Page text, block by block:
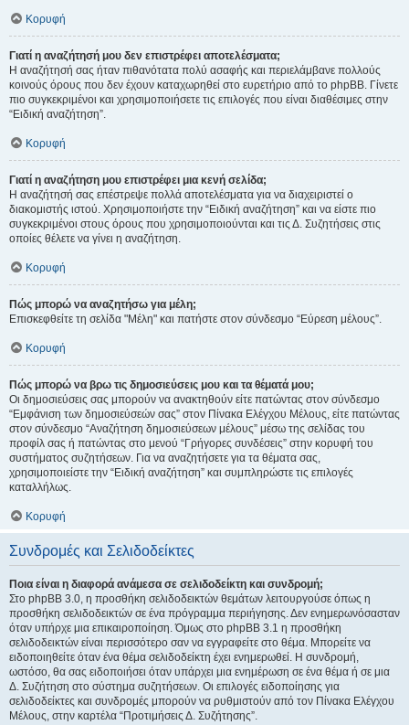
Κορυφή
Γιατί η αναζήτησή μου δεν επιστρέφει αποτελέσματα;
Η αναζήτησή σας ήταν πιθανότατα πολύ ασαφής και περιελάμβανε πολλούς
κοινούς όρους που δεν έχουν καταχωρηθεί στο ευρετήριο από το phpBB. Γίνετε
πιο συγκεκριμένοι και χρησιμοποιήσετε τις επιλογές που είναι διαθέσιμες στην
“Ειδική αναζήτηση”.
Κορυφή
Γιατί η αναζήτηση μου επιστρέφει μια κενή σελίδα;
Η αναζήτησή σας επέστρεψε πολλά αποτελέσματα για να διαχειριστεί ο
διακομιστής ιστού. Χρησιμοποιήστε την “Ειδική αναζήτηση” και να είστε πιο
συγκεκριμένοι στους όρους που χρησιμοποιούνται και τις Δ. Συζητήσεις στις
οποίες θέλετε να γίνει η αναζήτηση.
Κορυφή
Πώς μπορώ να αναζητήσω για μέλη;
Επισκεφθείτε τη σελίδα "Μέλη" και πατήστε στον σύνδεσμο “Εύρεση μέλους”.
Κορυφή
Πώς μπορώ να βρω τις δημοσιεύσεις μου και τα θέματά μου;
Οι δημοσιεύσεις σας μπορούν να ανακτηθούν είτε πατώντας στον σύνδεσμο
“Εμφάνιση των δημοσιεύσεών σας” στον Πίνακα Ελέγχου Μέλους, είτε πατώντας
στον σύνδεσμο “Αναζήτηση δημοσιεύσεων μέλους” μέσω της σελίδας του
προφίλ σας ή πατώντας στο μενού “Γρήγορες συνδέσεις” στην κορυφή του
συστήματος συζητήσεων. Για να αναζητήσετε για τα θέματα σας,
χρησιμοποιείστε την “Ειδική αναζήτηση” και συμπληρώστε τις επιλογές
καταλλήλως.
Κορυφή
Συνδρομές και Σελιδοδείκτες
Ποια είναι η διαφορά ανάμεσα σε σελιδοδείκτη και συνδρομή;
Στο phpBB 3.0, η προσθήκη σελιδοδεικτών θεμάτων λειτουργούσε όπως η
προσθήκη σελιδοδεικτών σε ένα πρόγραμμα περιήγησης. Δεν ενημερωνόσασταν
όταν υπήρχε μια επικαιροποίηση. Όμως στο phpBB 3.1 η προσθήκη
σελιδοδεικτών είναι περισσότερο σαν να εγγραφείτε στο θέμα. Μπορείτε να
ειδοποιηθείτε όταν ένα θέμα σελιδοδείκτη έχει ενημερωθεί. Η συνδρομή,
ωστόσο, θα σας ειδοποιήσει όταν υπάρχει μια ενημέρωση σε ένα θέμα ή σε μια
Δ. Συζήτηση στο σύστημα συζητήσεων. Οι επιλογές ειδοποίησης για
σελιδοδείκτες και συνδρομές μπορούν να ρυθμιστούν από τον Πίνακα Ελέγχου
Μέλους, στην καρτέλα “Προτιμήσεις Δ. Συζήτησης”.